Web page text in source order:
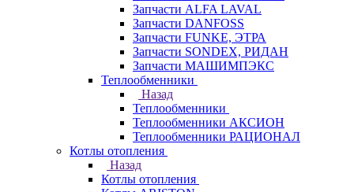
Запчасти ALFA LAVAL
Запчасти DANFOSS
Запчасти FUNKE, ЭТРА
Запчасти SONDEX, РИДАН
Запчасти МАШИМПЭКС
Теплообменники
Назад
Теплообменники
Теплообменники АКСИОН
Теплообменники РАЦИОНАЛ
Котлы отопления
Назад
Котлы отопления